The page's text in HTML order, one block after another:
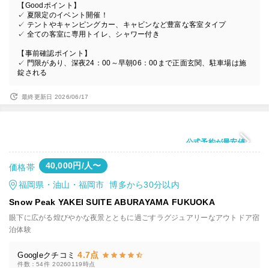
【Goodポイント】
✓ 夏限定のイベント開催！
✓ テントやキャンピングカー、キャビンなど豊富な客室タイプ
✓ 全ての客室に専用トイレ、シャワー付き
【事前確認ポイント】
✓ 門限があり、深夜24：00～早朝06：00まで正面玄関、駐車場は施
錠される
最終更新日 2026/06/17
公式予約が最安値
価格帯 40,000円/人〜
福岡県・油山・福岡市 博多から30分以内
Snow Peak YAKEI SUITE ABURAYAMA FUKUOKA
眼下に広がる煌びやかな夜景とともに過ごすラグジュアリーなアウトドア宿
泊体験
Googleクチコミ 4.7点
件数：54件 20260119時点